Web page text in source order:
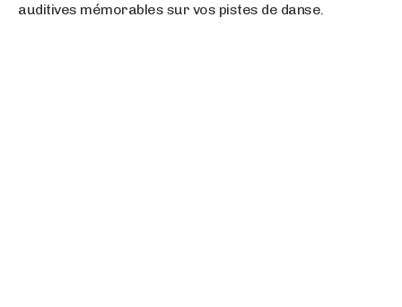
auditives mémorables sur vos pistes de danse.